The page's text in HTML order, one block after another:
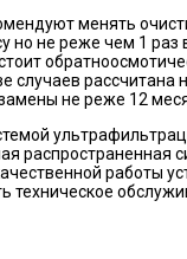
менять
но не реже чем 1 раз
случаев рассчитана
не реже 12
распространенная
работы
техническое